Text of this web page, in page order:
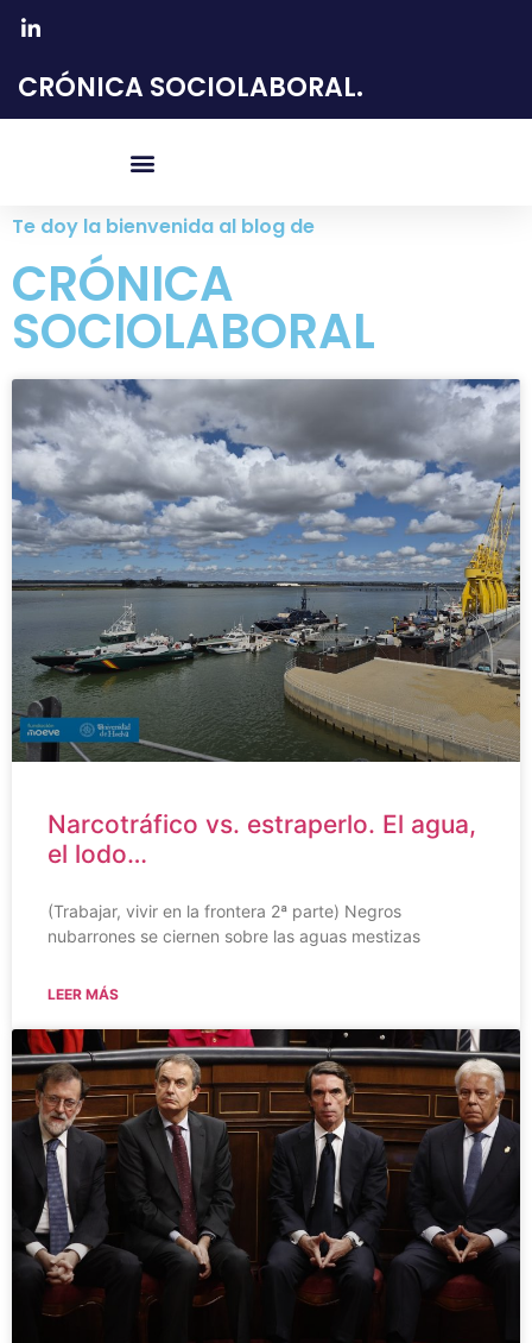
CRÓNICA SOCIOLABORAL.
Te doy la bienvenida al blog de
CRÓNICA
SOCIOLABORAL
Narcotráfico vs. estraperlo. El agua,
el lodo…
(Trabajar, vivir en la frontera 2ª parte) Negros
nubarrones se ciernen sobre las aguas mestizas
LEER MÁS